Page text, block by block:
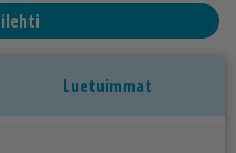
Luetuimmat